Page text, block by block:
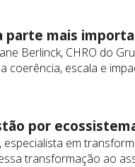
parte mais
Berlinck, CHRO do
coerência, escala e
por
especialista em
transformação ao